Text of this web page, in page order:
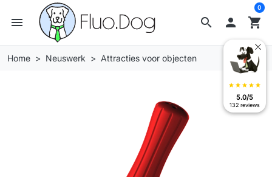
search
menu  shopping_cart
0
Home Neuswerk Attracties voor objecten
star star star star star
5.0/5
132 reviews